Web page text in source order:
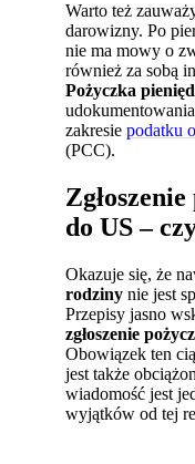
Warto też
darowizny. Po
nie ma mowy o
również za sobą
Pożyczka
zakresiepodatku
(PCC).
do US–
Okazuje się, że
rodziny nie jest
Przepisy jasno
zgłoszenie
Obowiązek ten
jest także
wiadomość jest
wyjątków od tej